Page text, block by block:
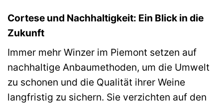
Cortese und Nachhaltigkeit: Ein Blick in die
Zukunft
Immer mehr Winzer im Piemont setzen auf
nachhaltige Anbaumethoden, um die Umwelt
zu schonen und die Qualität ihrer Weine
langfristig zu sichern. Sie verzichten auf den